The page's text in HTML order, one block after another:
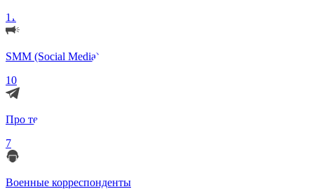
11
SMM (Social Media)
10
Про телеграмм
7
Военные корреспонденты